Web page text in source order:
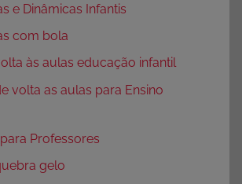
e Dinâmicas Infantis
com bola
às aulas educação infantil
volta as aulas para Ensino
Professores
gelo